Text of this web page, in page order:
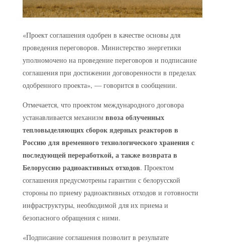
«Проект соглашения одобрен в качестве основы для
проведения переговоров. Министерство энергетики
уполномочено на проведение переговоров и подписание
соглашения при достижении договоренности в пределах
одобренного проекта», — говорится в сообщении.
Отмечается, что проектом международного договора
устанавливается механизм ввоза облученных
тепловыделяющих сборок ядерных реакторов в
Россию для временного технологического хранения с
последующей переработкой, а также возврата в
Белоруссию радиоактивных отходов. Проектом
соглашения предусмотрены гарантии с белорусской
стороны по приему радиоактивных отходов и готовности
инфраструктуры, необходимой для их приема и
безопасного обращения с ними.
«Подписание соглашения позволит в результате